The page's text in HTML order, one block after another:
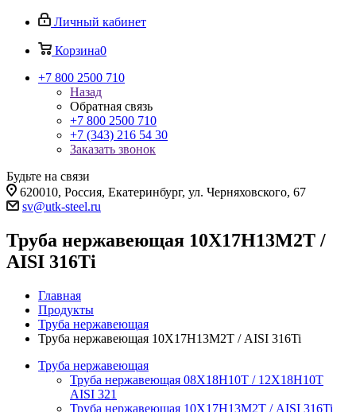
Личный кабинет
Корзина0
+7 800 2500 710
Назад
Обратная связь
+7 800 2500 710
+7 (343) 216 54 30
Заказать звонок
Будьте на связи
620010, Россия, Екатеринбург, ул. Черняховского, 67
sv@utk-steel.ru
Труба нержавеющая 10Х17Н13М2Т /
AISI 316Ti
Главная
Продукты
Труба нержавеющая
Труба нержавеющая 10Х17Н13М2Т / AISI 316Ti
Труба нержавеющая
Труба нержавеющая 08Х18Н10Т / 12Х18Н10Т
AISI 321
Труба нержавеющая 10Х17Н13М2Т / AISI 316Ti